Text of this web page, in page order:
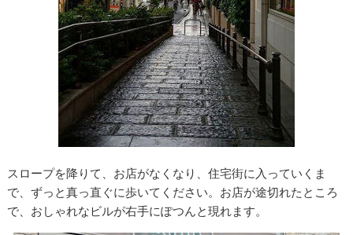
スロープを降りて、お店がなくなり、住宅街に入っていくま
で、ずっと真っ直ぐに歩いてください。お店が途切れたところ
で、おしゃれなビルが右手にぽつんと現れます。